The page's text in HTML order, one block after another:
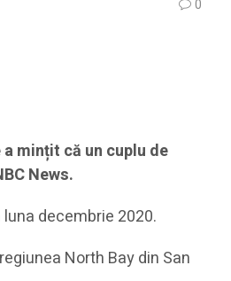
0
mințit că un cuplu de
News.
decembrie 2020.
North Bay din San